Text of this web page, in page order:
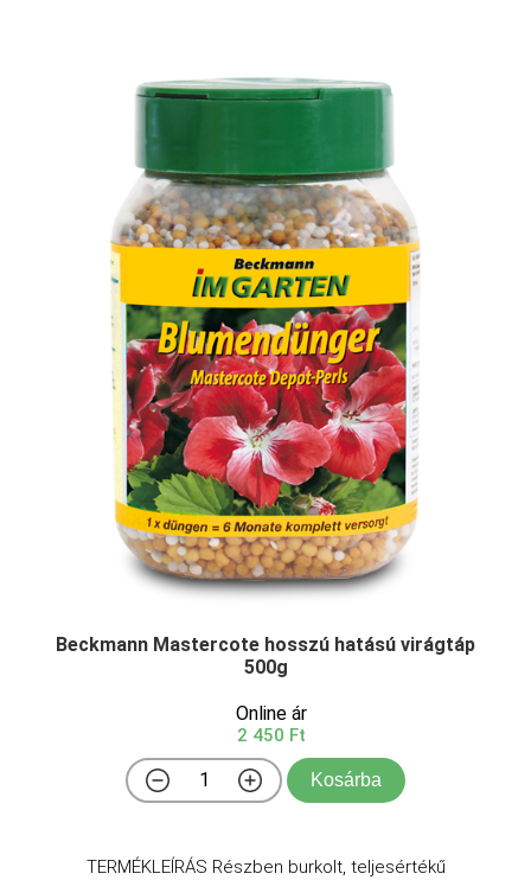
Beckmann Mastercote hosszú hatású virágtáp
500g
Online ár
2 450 Ft
Kosárba
TERMÉKLEÍRÁS Részben burkolt, teljesértékű